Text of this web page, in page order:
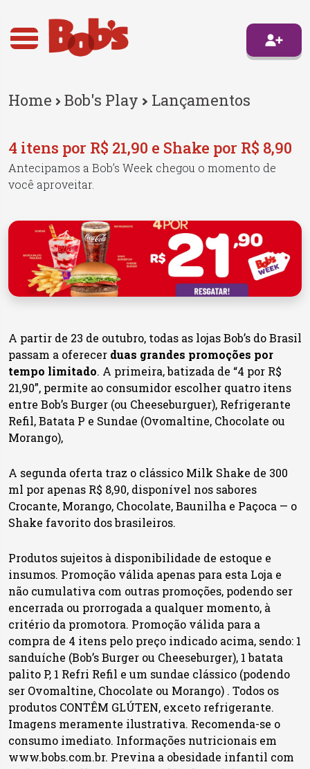
Home Bob's Play Lançamentos
4 itens por R$ 21,90 e Shake por R$ 8,90
Antecipamos a Bob’s Week chegou o momento de
você aproveitar.
A partir de 23 de outubro, todas as lojas Bob’s do Brasil
passam a oferecer duas grandes promoções por
tempo limitado. A primeira, batizada de “4 por R$
21,90”, permite ao consumidor escolher quatro itens
entre Bob’s Burger (ou Cheeseburguer), Refrigerante
Refil, Batata P e Sundae (Ovomaltine, Chocolate ou
Morango),
A segunda oferta traz o clássico Milk Shake de 300
ml por apenas R$ 8,90, disponível nos sabores
Crocante, Morango, Chocolate, Baunilha e Paçoca — o
Shake favorito dos brasileiros.
Produtos sujeitos à disponibilidade de estoque e
insumos. Promoção válida apenas para esta Loja e
não cumulativa com outras promoções, podendo ser
encerrada ou prorrogada a qualquer momento, à
critério da promotora. Promoção válida para a
compra de 4 itens pelo preço indicado acima, sendo: 1
sanduíche (Bob’s Burger ou Cheeseburger), 1 batata
palito P, 1 Refri Refil e um sundae clássico (podendo
ser Ovomaltine, Chocolate ou Morango) . Todos os
produtos CONTÊM GLÚTEN, exceto refrigerante.
Imagens meramente ilustrativa. Recomenda-se o
consumo imediato. Informações nutricionais em
www.bobs.com.br. Previna a obesidade infantil com